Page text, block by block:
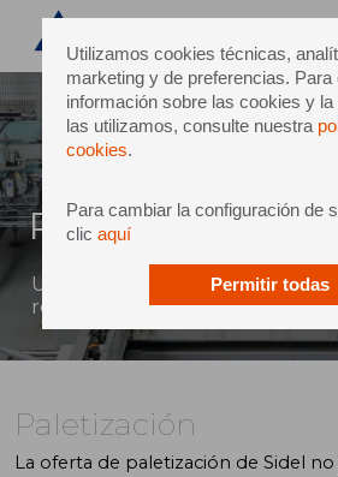
Utilizamos cookies técnicas,
marketing y de preferencias. Para
información sobre las cookies y
las utilizamos, consulte nuestra
cookies.
Para cambiar la configuración de
clic aquí
Permitir todas
Paletización
Una gama increíblemente
relación calidad-precio
Paletización
La oferta de paletización de Sidel